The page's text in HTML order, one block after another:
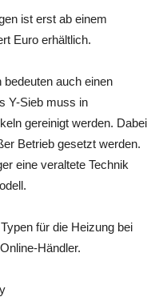
ist erst ab einem
Euro erhältlich.
auch einen
Y-Sieb muss in
gereinigt werden. Dabei
Betrieb gesetzt werden.
eine veraltete Technik
für die Heizung bei
Händler.